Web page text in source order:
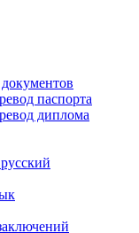
паспорта
диплома